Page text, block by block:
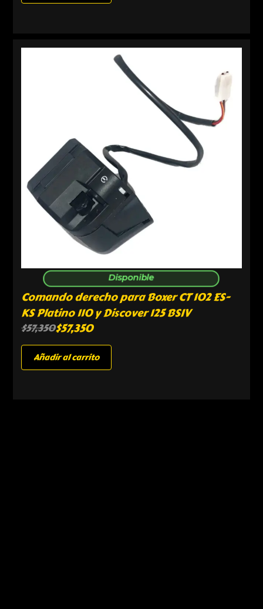
Disponible
Comando derecho para Boxer CT 102 ES-
KS Platino 110 y Discover 125 BSIV
$57,350$57,350
Añadir al carrito